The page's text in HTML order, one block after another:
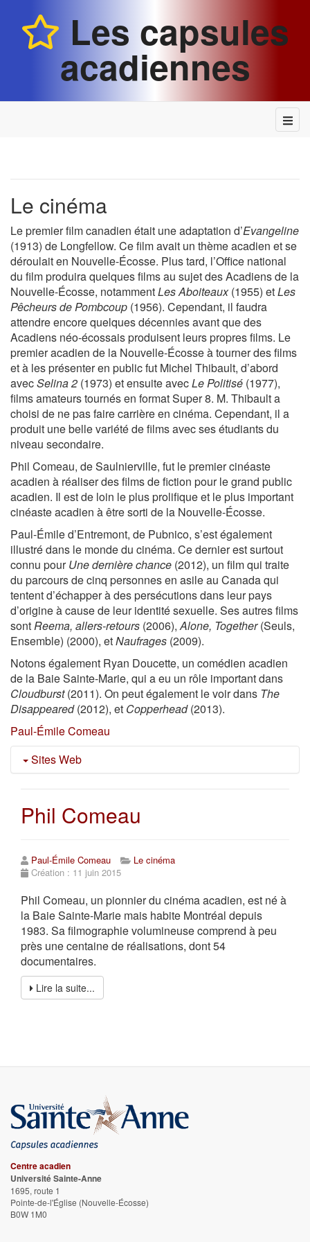
Les capsules
acadiennes
Le cinéma
Le premier film canadien était une adaptation d’Evangeline
(1913) de Longfellow. Ce film avait un thème acadien et se
déroulait en Nouvelle-Écosse. Plus tard, l’Office national
du film produira quelques films au sujet des Acadiens de la
Nouvelle-Écosse, notammentLes Aboiteaux(1955) etLes
Pêcheurs de Pombcoup (1956). Cependant, il faudra
attendre encore quelques décennies avant que des
Acadiens néo-écossais produisent leurs propres films. Le
premier acadien de la Nouvelle-Écosse à tourner des films
et à les présenter en public fut Michel Thibault, d’abord
avecSelina 2 (1973) et ensuite avecLe Politisé (1977),
films amateurs tournés en format Super 8. M. Thibault a
choisi de ne pas faire carrière en cinéma. Cependant, il a
produit une belle variété de films avec ses étudiants du
niveau secondaire.
Phil Comeau, de Saulnierville, fut le premier cinéaste
acadien à réaliser des films de fiction pour le grand public
acadien. Il est de loin le plus prolifique et le plus important
cinéaste acadien à être sorti de la Nouvelle-Écosse.
Paul-Émile d’Entremont, de Pubnico, s’est également
illustré dans le monde du cinéma. Ce dernier est surtout
connu pourUne dernière chance (2012), un film qui traite
du parcours de cinq personnes en asile au Canada qui
tentent d’échapper à des persécutions dans leur pays
d’origine à cause de leur identité sexuelle. Ses autres films
sontReema, allers-retours (2006),Alone, Together(Seuls,
Ensemble) (2000), etNaufrages (2009).
Notons également Ryan Doucette, un comédien acadien
de la Baie Sainte-Marie, qui a eu un rôle important dans
Cloudburst(2011). On peut également le voir dans The
Disappeared(2012), et Copperhead(2013).
Paul-Émile Comeau
Sites Web
http://www.silentera.com/PSFL/data/E/
http://www.imdb.com/title/tt0002832/
https://www.onf.ca/cineastes/paul_emile-
http://ici.radio-
canada.ca/emissions/luc_et_luc/2012-
2013/Chronique.asp?idDoc=277285
http://www.algi.qc.ca/forum/service/messages/
http://www.imdb.com/name/nm2854721/
http://ryandoucette.com/
Phil Comeau
Paul-Émile Comeau
Le cinéma
Création : 11 juin 2015
Phil Comeau, un pionnier du cinéma acadien, est né à
la Baie Sainte-Marie mais habite Montréal depuis
1983. Sa filmographie volumineuse comprend à peu
près une centaine de réalisations, dont 54
documentaires.
Lire la suite...
Centre acadien
Université Sainte-Anne
1695, route 1
Pointe-de-l'Église (Nouvelle-Écosse)
B0W 1M0